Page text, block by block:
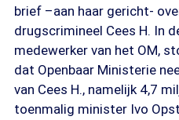
brief –aan haar gericht-
drugscrimineel Cees H. In
medewerker van het OM,
dat Openbaar Ministerie
van Cees H., namelijk 4,7
toenmalig minister Ivo